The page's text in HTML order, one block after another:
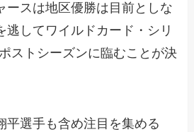
ースは地区優勝は目前としな
逃してワイルドカード・シリ
ストシーズンに臨むことが決
平選手も含め注目を集める